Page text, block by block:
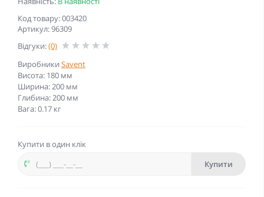
Код товару: 003420
Артикул: 96309
Відгуки:(0)
Виробники Savent
Висота: 180 мм
Ширина: 200 мм
Глибина: 200 мм
Вага: 0.17 кг
Купити в один клік
Купити